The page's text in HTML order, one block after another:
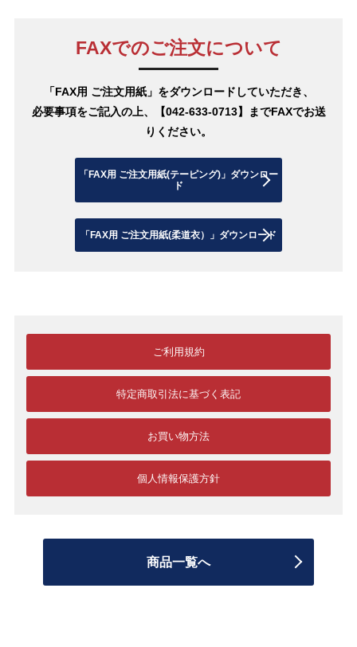
FAXでのご注文について
「FAX用 ご注文用紙」をダウンロードしていただき、
必要事項をご記入の上、【042-633-0713】までFAXでお送
りください。
「FAX用 ご注文用紙(テーピング)」ダウンロー
ド
「FAX用 ご注文用紙(柔道衣）」ダウンロード
ご利用規約
特定商取引法に基づく表記
お買い物方法
個人情報保護方針
商品一覧へ